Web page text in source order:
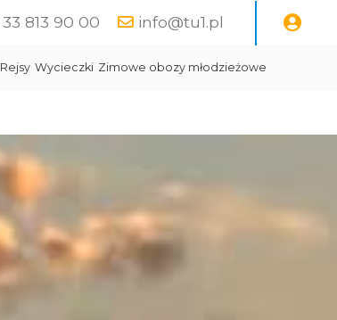
813 90 00 info@tu1.pl
Rejsy Wycieczki Zimowe obozy młodzieżowe